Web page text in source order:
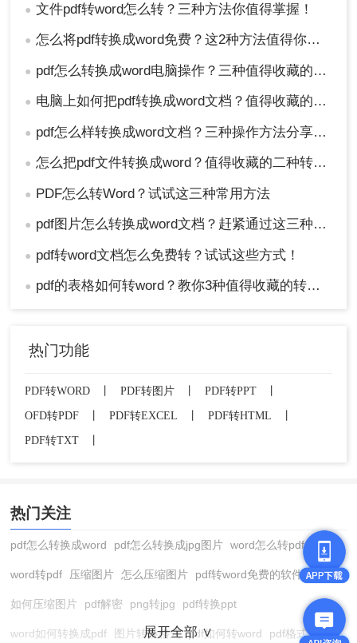
六、总结
以上就是文件pdf转word怎么转的方法介绍了。将
通过多种方法实现。手动复制粘贴适合简单内容的
转换；专业PDF转换软件提供了高效、准确的转换
功能；在线转换工具则提供了便捷的转换服务。在
选择转换方法时，请根据自己的需求和文件特点进
● 文件pdf转word怎么转？三种方法你值得掌握！
● 怎么将pdf转换成word免费？这2种方法值得你收藏！
● pdf怎么转换成word电脑操作？三种值得收藏的方法介绍！
● 电脑上如何把pdf转换成word文档？值得收藏的四种转换方法！
● pdf怎么样转换成word文档？三种操作方法分享给你！
● 怎么把pdf文件转换成word？值得收藏的二种转换方法！
● PDF怎么转Word？试试这三种常用方法
● pdf图片怎么转换成word文档？赶紧通过这三种方法转换！
● pdf转word文档怎么免费转？试试这些方式！
● pdf的表格如何转word？教你3种值得收藏的转换方法!
热门功能
PDF转WORD PDF转图片 PDF转PPT
OFD转PDF
PDF转EXCEL PDF转HTML
PDF转TXT
热门关注
pdf怎么转换成word pdf怎么转换成jpg图片 word怎么转pdf
word转pdf 压缩图片 怎么压缩图片 pdf转word免费的软件
如何压缩图片 pdf解密 png转jpg pdf转换ppt
word如何转换成pdf 图片转换格式 pdf如何转word pdf格式转换
展开全部 ∨